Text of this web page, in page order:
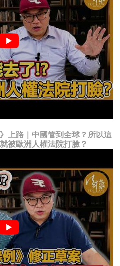
上路｜中國管到全球？所以這
被歐洲人權法院打臉？